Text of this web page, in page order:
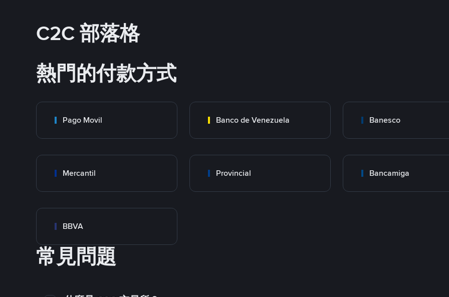
C2C 部落格
熱門的付款方式
Pago Movil Banco de Venezuela Banesco
Mercantil Provincial Bancamiga
BBVA
常見問題